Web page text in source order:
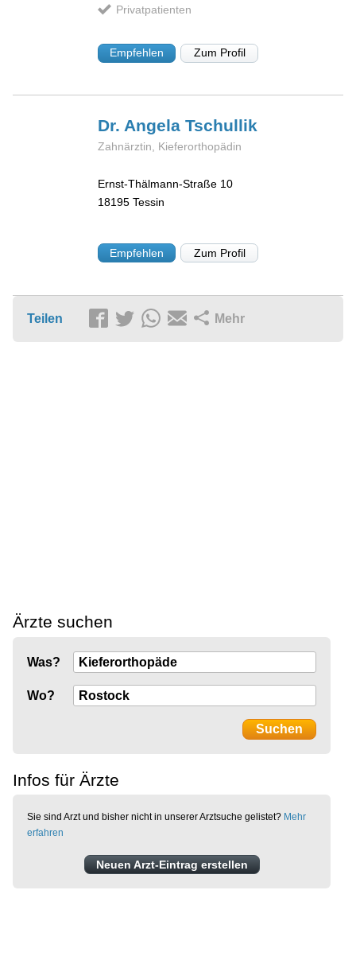
Privatpatienten
Empfehlen Zum Profil
Dr. AngelaTschullik
Zahnärztin, Kieferorthopädin
Ernst-Thälmann-Straße 10
18195 Tessin
Empfehlen Zum Profil
Teilen Mehr
Ärzte suchen
Was?
Wo?
Infos für Ärzte
Sie sind Arzt und bisher nicht in unserer Arztsuche gelistet? Mehr
erfahren
Neuen Arzt-Eintrag erstellen